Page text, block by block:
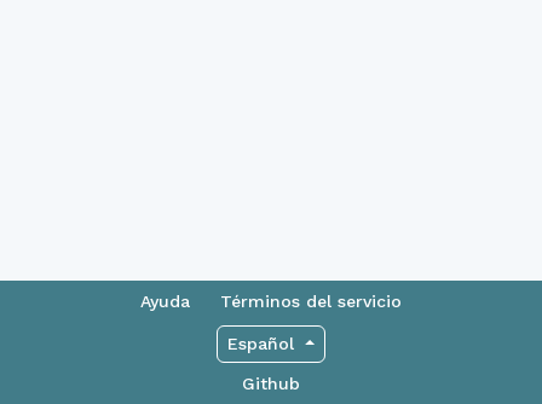
Ayuda Términos del servicio
Español
Github